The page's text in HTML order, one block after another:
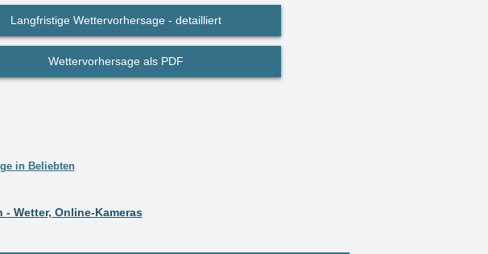
Langfristige Wettervorhersage - detailliert
Wettervorhersage als PDF
in Beliebten
Wetter, Online-Kameras